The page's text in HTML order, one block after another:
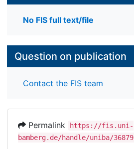
No FIS full text/file
Question on publication
Contact the FIS team
Permalink
https://fis.uni-
bamberg.de/handle/uniba/36879